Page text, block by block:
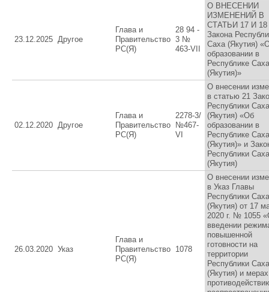
23.12.2025 Другое
Глава и
Правительство
РС(Я)
28 94 -
3 №
463-VII
О ВНЕСЕНИИ
ИЗМЕНЕНИЙ В
СТАТЬИ 17 И 18
Закона
Саха (Якутия)
образовании в
Республике Саха
(Якутия)»
02.12.2020 Другое
Глава и
Правительство
РС(Я)
2278-3/
№467-
VI
О внесении
в статью 21
Республики Саха
(Якутия) «Об
образовании в
Республике Саха
(Якутия)» и
Республики Саха
(Якутия)
26.03.2020 Указ
Глава и
Правительство
РС(Я)
1078
О внесении
в Указ Главы
Республики Саха
(Якутия) от 17
2020 г. № 1055
введении
повышенной
готовности на
территории
Республики Саха
(Якутия) и